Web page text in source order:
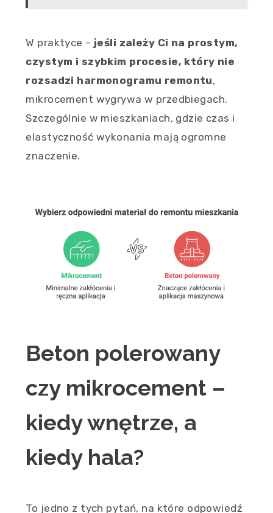
W praktyce – jeśli zależy Ci na prostym,
czystym i szybkim procesie, który nie
rozsadzi harmonogramu remontu,
mikrocement wygrywa w przedbiegach.
Szczególnie w mieszkaniach, gdzie czas i
elastyczność wykonania mają ogromne
znaczenie.
Beton polerowany
czy mikrocement –
kiedy wnętrze, a
kiedy hala?
To jedno z tych pytań, na które odpowiedź